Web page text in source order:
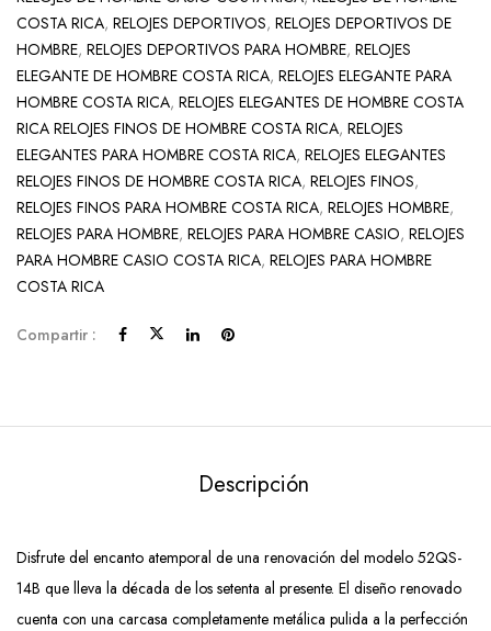
COSTA RICA, RELOJES DEPORTIVOS, RELOJES DEPORTIVOS DE
HOMBRE, RELOJES DEPORTIVOS PARA HOMBRE, RELOJES
ELEGANTE DE HOMBRE COSTA RICA, RELOJES ELEGANTE PARA
HOMBRE COSTA RICA, RELOJES ELEGANTES DE HOMBRE COSTA
RICA RELOJES FINOS DE HOMBRE COSTA RICA, RELOJES
ELEGANTES PARA HOMBRE COSTA RICA, RELOJES ELEGANTES
RELOJES FINOS DE HOMBRE COSTA RICA, RELOJES FINOS,
RELOJES FINOS PARA HOMBRE COSTA RICA, RELOJES HOMBRE,
RELOJES PARA HOMBRE, RELOJES PARA HOMBRE CASIO, RELOJES
PARA HOMBRE CASIO COSTA RICA, RELOJES PARA HOMBRE
COSTA RICA
Compartir :
Descripción
Disfrute del encanto atemporal de una renovación del modelo 52QS-
14B que lleva la década de los setenta al presente. El diseño renovado
cuenta con una carcasa completamente metálica pulida a la perfección